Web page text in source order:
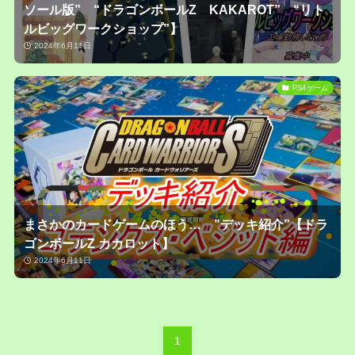
ソール版” “ドラゴンボールZ KAKAROT” “リト
ルビッグワークショップ”】
2024年6月11日
PS4ゲーム
まさかのカードゲームのほう… ”デッキ紹介”【ドラ
ゴンボールZ カカロット】
2024年6月11日
1